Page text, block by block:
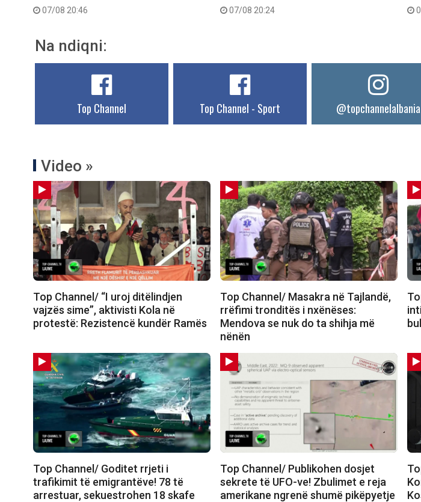
07/08 20:46 07/08 20:24
Na ndiqni:
Top Channel Top Channel - Sport @topchannelalbania
Video »
Top Channel/ “I uroj ditëlindjen
vajzës sime”, aktivisti Kola në
protestë: Rezistencë kundër Ramës
Top Channel/ Masakra në Tajlandë,
rrëfimi tronditës i nxënëses:
Mendova se nuk do ta shihja më
nënën
Top Channel/ Goditet rrjeti i
trafikimit të emigrantëve! 78 të
arrestuar, sekuestrohen 18 skafe
Top Channel/ Publikohen dosjet
sekrete të UFO-ve! Zbulimet e reja
amerikane ngrenë shumë pikëpyetje